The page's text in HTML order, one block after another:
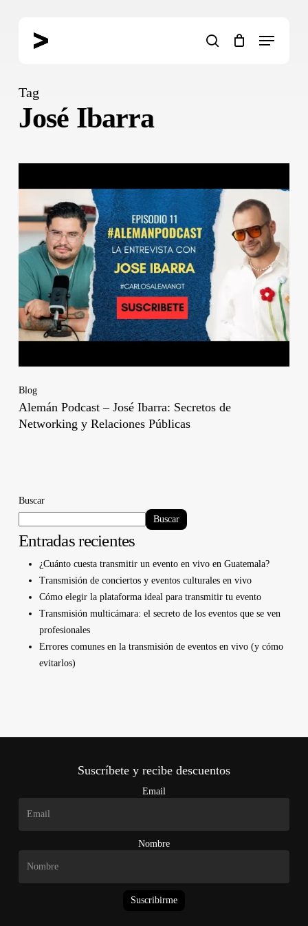
search
Menu
Tag
José Ibarra
Blog
Alemán Podcast – José Ibarra: Secretos de
Networking y Relaciones Públicas
Buscar
Buscar
Entradas recientes
¿Cuánto cuesta transmitir un evento en vivo en Guatemala?
Transmisión de conciertos y eventos culturales en vivo
Cómo elegir la plataforma ideal para transmitir tu evento
Transmisión multicámara: el secreto de los eventos que se ven
profesionales
Errores comunes en la transmisión de eventos en vivo (y cómo
evitarlos)
Suscríbete y recibe descuentos
Email
Nombre
Suscribirme